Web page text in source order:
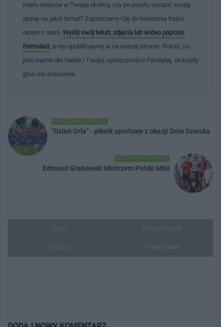
miało miejsce w Twojej okolicy, czy po prostu wyrazić swoją
opinię na jakiś temat? Zapraszamy Cię do tworzenia treści
razem z nami. Wyślij swój tekst, zdjęcia lub wideo poprzez
formularz , a my opublikujemy je na naszej stronie. Pokaż, co
jest ważne dla Ciebie i Twojej społeczności! Pamiętaj, że każdy
głos ma znaczenie.
POPRZEDNI ARTYKUŁ
"Dzień Orła" - piknik sportowy z okazji Dnia Dziecka
NASTĘPNY ARTYKUŁ
Edmund Grabowski Mistrzem Polski M80